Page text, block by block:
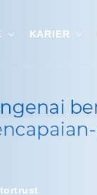
KARIER